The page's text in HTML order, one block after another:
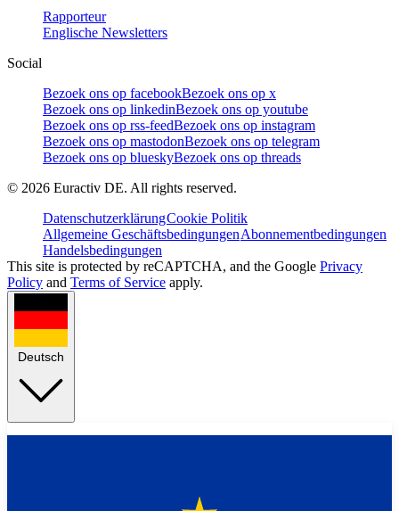
Rapporteur
Englische Newsletters
Social
Bezoek ons op facebookBezoek ons op x
Bezoek ons op linkedinBezoek ons op youtube
Bezoek ons op rss-feedBezoek ons op instagram
Bezoek ons op mastodonBezoek ons op telegram
Bezoek ons op blueskyBezoek ons op threads
© 2026 Euractiv DE. All rights reserved.
DatenschutzerklärungCookie Politik
Allgemeine GeschäftsbedingungenAbonnementbedingungen
Handelsbedingungen
This site is protected by reCAPTCHA, and the Google Privacy
Policy and Terms of Service apply.
Deutsch